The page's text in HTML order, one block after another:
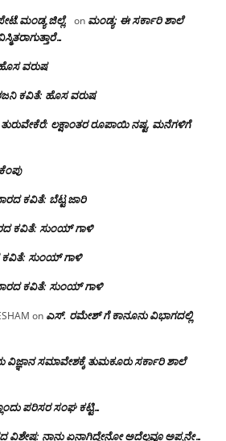
ಜಿಲ್ಲೆ. on ಮಂಡ್ಯ: ಈ ಸರ್ಕಾರಿ ಶಾಲೆ
ವರುಷ
ಕವಿತೆ: ಹೊಸ ವರುಷ
ಲಕ್ಷಾಂತರ ರೂಪಾಯಿ ನಷ್ಟ, ಮನೆಗಳಿಗೆ
ಕವಿತೆ: ಬೆಟ್ಟ ಜಾರಿ
ಕವಿತೆ: ಸುಂಯ್ ಗಾಳಿ
ಕವಿತೆ: ಸುಂಯ್ ಗಾಳಿ
ಕವಿತೆ: ಸುಂಯ್ ಗಾಳಿ
on ಎಸ್. ರಮೇಶ್ ಗೆ ಕಾನೂನು ವಿಭಾಗದಲ್ಲಿ
ವಿಜ್ಞಾನ ಸಮಾವೇಶಕ್ಕೆ‌ ತುಮಕೂರು ಸರ್ಕಾರಿ ಶಾಲೆ
ಪರಿಸರ ಸಂಘ ಕಟ್ಟಿ…
ವಿಶೇಷ: ನಾನು ಏನಾಗಿದ್ದೇನೋ‌ ಅದೆಲ್ಲವೂ ಅಪ್ಪನೇ…